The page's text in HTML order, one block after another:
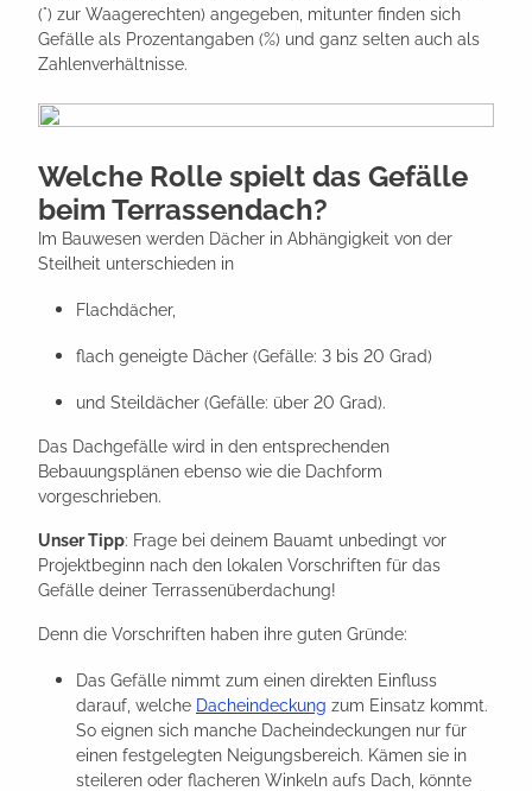
(°) zur Waagerechten) angegeben, mitunter finden sich
Gefälle als Prozentangaben (%) und ganz selten auch als
Zahlenverhältnisse.
Welche Rolle spielt das Gefälle
beim Terrassendach?
Im Bauwesen werden Dächer in Abhängigkeit von der
Steilheit unterschieden in
Flachdächer,
flach geneigte Dächer (Gefälle: 3 bis 20 Grad)
und Steildächer (Gefälle: über 20 Grad).
Das Dachgefälle wird in den entsprechenden
Bebauungsplänen ebenso wie die Dachform
vorgeschrieben.
Unser Tipp: Frage bei deinem Bauamt unbedingt vor
Projektbeginn nach den lokalen Vorschriften für das
Gefälle deiner Terrassenüberdachung!
Denn die Vorschriften haben ihre guten Gründe:
Das Gefälle nimmt zum einen direkten Einfluss
darauf, welche Dacheindeckung zum Einsatz kommt.
So eignen sich manche Dacheindeckungen nur für
einen festgelegten Neigungsbereich. Kämen sie in
steileren oder flacheren Winkeln aufs Dach, könnte